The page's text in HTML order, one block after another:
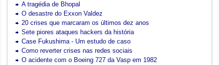
A tragédia de Bhopal
O desastre do Exxon Valdez
20 crises que marcaram os últimos dez anos
Sete piores ataques hackers da história
Case Fukushima - Um estudo de caso
Como reverter crises nas redes sociais
O acidente com o Boeing 727 da Vasp em 1982